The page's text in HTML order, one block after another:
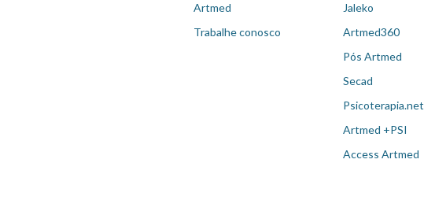
Artmed
Trabalhe conosco
Jaleko
Artmed360
Pós Artmed
Secad
Psicoterapia.net
Artmed +PSI
Access Artmed